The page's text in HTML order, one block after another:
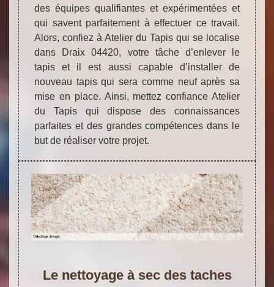
des équipes qualifiantes et expérimentées et
qui savent parfaitement à effectuer ce travail.
Alors, confiez à Atelier du Tapis qui se localise
dans Draix 04420, votre tâche d’enlever le
tapis et il est aussi capable d’installer de
nouveau tapis qui sera comme neuf après sa
mise en place. Ainsi, mettez confiance Atelier
du Tapis qui dispose des connaissances
parfaites et des grandes compétences dans le
but de réaliser votre projet.
Le nettoyage à sec des taches